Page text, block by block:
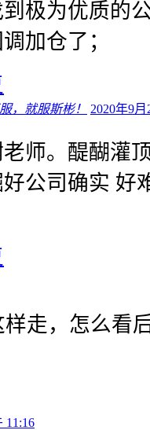
极为优质的
加仓了；
，就服斯彬！ 2020年9
师。醍醐灌
公司确实 好
走，怎么看
11:16